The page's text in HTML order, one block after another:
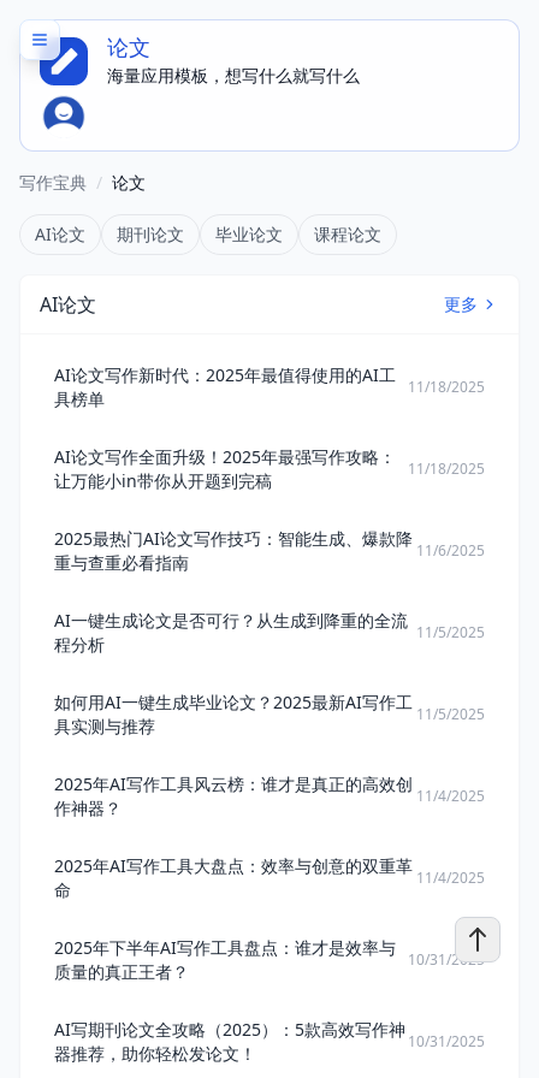
论文
海量应用模板，想写什么就写什么
写作宝典 / 论文
AI论文 期刊论文 毕业论文 课程论文
AI论文 更多
AI论文写作新时代：2025年最值得使用的AI工
具榜单
11/18/2025
AI论文写作全面升级！2025年最强写作攻略：
让万能小in带你从开题到完稿
11/18/2025
2025最热门AI论文写作技巧：智能生成、爆款降
重与查重必看指南
11/6/2025
AI一键生成论文是否可行？从生成到降重的全流
程分析
11/5/2025
如何用AI一键生成毕业论文？2025最新AI写作工
具实测与推荐
11/5/2025
2025年AI写作工具风云榜：谁才是真正的高效创
作神器？
11/4/2025
2025年AI写作工具大盘点：效率与创意的双重革
命
11/4/2025
2025年下半年AI写作工具盘点：谁才是效率与
质量的真正王者？
10/31/2025
AI写期刊论文全攻略（2025）：5款高效写作神
器推荐，助你轻松发论文！
10/31/2025